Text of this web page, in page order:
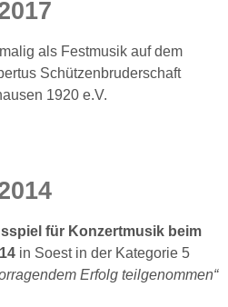
als Festmusik auf dem
Schützenbruderschaft
1920 e.V.
für Konzertmusik beim
in Soest in der Kategorie 5
Erfolg teilgenommen“